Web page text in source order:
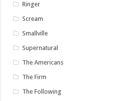
Ringer
Scream
Smallville
Supernatural
The Americans
The Firm
The Following